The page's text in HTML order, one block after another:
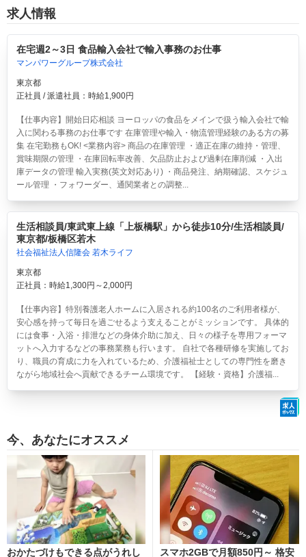
求人情報
在宅週2～3日 食品輸入会社で輸入事務のお仕事
マンパワーグループ株式会社
東京都
正社員 / 派遣社員：時給1,900円
【仕事内容】開始日応相談 ヨーロッパの食品をメインで扱う輸入会社で輸
入に関わる事務のお仕事です 在庫管理や輸入・物流管理経験のある方の募
集 在宅勤務もOK! <業務内容> 商品の在庫管理 ・適正在庫の維持・管理、
賞味期限の管理 ・在庫回転率改善、欠品防止および過剰在庫削減 ・入出
庫データの管理 輸入実務(英文対応あり) ・商品発注、納期確認、スケジュ
ール管理 ・フォワーダー、通関業者との調整...
生活相談員/東武東上線「上板橋駅」から徒歩10分/生活相談員/
東京都/板橋区若木
社会福祉法人信隆会 若木ライフ
東京都
正社員：時給1,300円～2,000円
【仕事内容】特別養護老人ホームに入居される約100名のご利用者様が、
安心感を持って毎日を過ごせるよう支えることがミッションです。 具体的
には食事・入浴・排泄などの身体介助に加え、日々の様子を専用フォーマ
ットへ入力するなどの事務業務も行います。 自社で各種研修を実施してお
り、職員の育成に力を入れているため、介護福祉士としての専門性を磨き
ながら地域社会へ貢献できるチーム環境です。 【経験・資格】介護福...
今、あなたにオススメ
おかたづけもできる点がうれし スマホ2GBで月額850円～ 格安